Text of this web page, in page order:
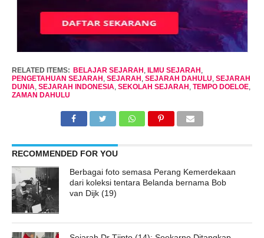
RELATED ITEMS: BELAJAR SEJARAH ILMU SEJARAH
PENGETAHUAN SEJARAH SEJARAH SEJARAH DAHULU SEJARAH
DUNIA SEJARAH INDONESIA SEKOLAH SEJARAH TEMPO DOELOE,
ZAMAN DAHULU
RECOMMENDED FOR YOU
Berbagai foto semasa Perang Kemerdekaan
dari koleksi tentara Belanda bernama Bob
van Dijk (19)